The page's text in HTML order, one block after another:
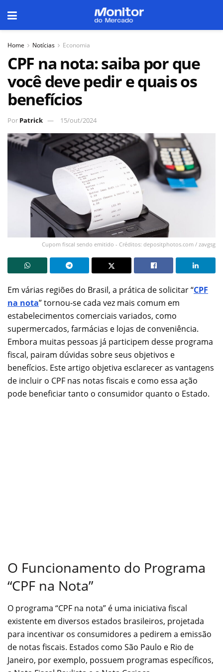
Home Notícias Economia
CPF na nota: saiba por que
você deve pedir e quais os
benefícios
Por Patrick 15/out/2024
Cupom fiscal sendo emitido - Créditos: depositphotos.com / zavgsg
Em várias regiões do Brasil, a prática de solicitar “CPF
na nota” tornou-se cada vez mais comum em
estabelecimentos comerciais variados, como
supermercados, farmácias e lojas de conveniência.
Embora muitas pessoas já participem desse programa
fiscal, pairam dúvidas sobre seus objetivos e
benefícios. Este artigo objetiva esclarecer as vantagens
de incluir o CPF nas notas fiscais e como essa ação
pode beneficiar tanto o consumidor quanto o Estado.
O Funcionamento do Programa
“CPF na Nota”
O programa “CPF na nota” é uma iniciativa fiscal
existente em diversos estados brasileiros, projetada
para incentivar os consumidores a pedirem a emissão
de notas fiscais. Estados como São Paulo e Rio de
Janeiro, por exemplo, possuem programas específicos,